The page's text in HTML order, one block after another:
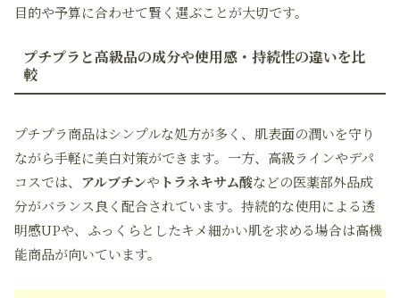
目的や予算に合わせて賢く選ぶことが大切です。
プチプラと高級品の成分や使用感・持続性の違いを比
較
プチプラ商品はシンプルな処方が多く、肌表面の潤いを守り
ながら手軽に美白対策ができます。一方、高級ラインやデパ
コスでは、 アルブチンや トラネキサム酸などの医薬部外品成
分がバランス良く配合されています。持続的な使用による透
明感UPや、ふっくらとしたキメ細かい肌を求める場合は高機
能商品が向いています。